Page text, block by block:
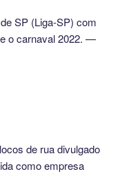
SP (Liga-SP) com
o carnaval 2022. —
de rua divulgado
como empresa